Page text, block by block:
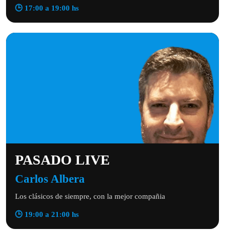
🕒 17:00 a 19:00 hs
PASADO LIVE
Carlos Albera
Los clásicos de siempre, con la mejor compañia
🕒 19:00 a 21:00 hs